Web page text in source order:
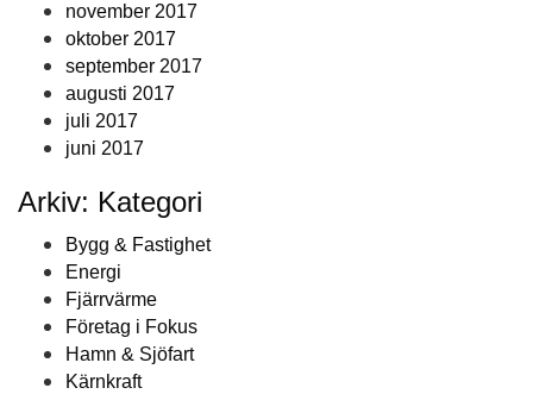
november 2017
oktober 2017
september 2017
augusti 2017
juli 2017
juni 2017
Arkiv: Kategori
Bygg & Fastighet
Energi
Fjärrvärme
Företag i Fokus
Hamn & Sjöfart
Kärnkraft